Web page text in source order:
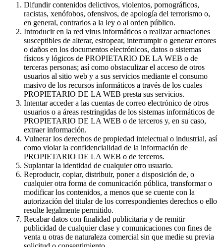
Difundir contenidos delictivos, violentos, pornográficos,
racistas, xenófobos, ofensivos, de apología del terrorismo o,
en general, contrarios a la ley o al orden público.
Introducir en la red virus informáticos o realizar actuaciones
susceptibles de alterar, estropear, interrumpir o generar errores
o daños en los documentos electrónicos, datos o sistemas
físicos y lógicos de PROPIETARIO DE LA WEB o de
terceras personas; así como obstaculizar el acceso de otros
usuarios al sitio web y a sus servicios mediante el consumo
masivo de los recursos informáticos a través de los cuales
PROPIETARIO DE LA WEB presta sus servicios.
Intentar acceder a las cuentas de correo electrónico de otros
usuarios o a áreas restringidas de los sistemas informáticos de
PROPIETARIO DE LA WEB o de terceros y, en su caso,
extraer información.
Vulnerar los derechos de propiedad intelectual o industrial, así
como violar la confidencialidad de la información de
PROPIETARIO DE LA WEB o de terceros.
Suplantar la identidad de cualquier otro usuario.
Reproducir, copiar, distribuir, poner a disposición de, o
cualquier otra forma de comunicación pública, transformar o
modificar los contenidos, a menos que se cuente con la
autorización del titular de los correspondientes derechos o ello
resulte legalmente permitido.
Recabar datos con finalidad publicitaria y de remitir
publicidad de cualquier clase y comunicaciones con fines de
venta u otras de naturaleza comercial sin que medie su previa